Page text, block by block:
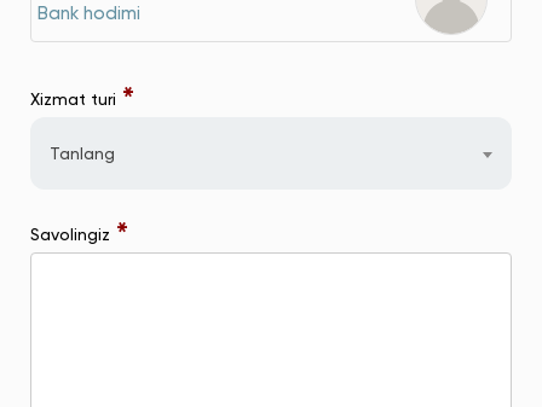
Bank hodimi
Xizmat turi *
Tanlang
Savolingiz *